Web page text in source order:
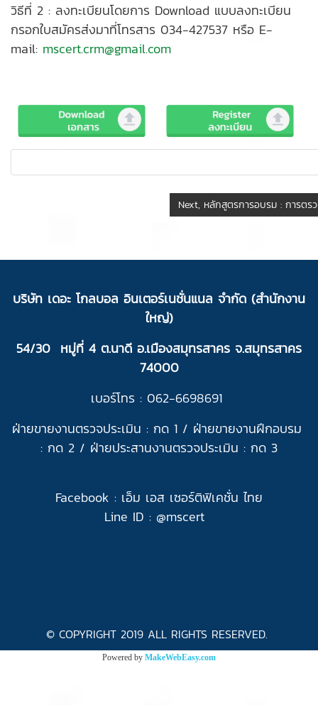
วิธีที่ 2 : ลงทะเบียนโดยการ Download แบบลงทะเบียน
กรอกใบสมัครส่งมาที่โทรสาร 034-427537 หรือ E-
mail: mscert.crm@gmail.com
บริษัท เดอะ โกลบอล อินเตอร์เนชั่นแนล จำกัด (สำนักงาน
ใหญ่)
54/30 หมู่ที่ 4 ต.นาดี อ.เมืองสมุทรสาคร จ.สมุทรสาคร
74000
เบอร์โทร : 062-6698691
ฝ่ายขายงานตรวจประเมิน : กด 1 / ฝ่ายขายงานฝึกอบรม
: กด 2 / ฝ่ายประสานงานตรวจประเมิน : กด 3
Facebook : เอ็ม เอส เซอร์ติฟิเคชั่น ไทย
Line ID : @mscert
© COPYRIGHT 2019 ALL RIGHTS RESERVED.
Powered by MakeWebEasy.com